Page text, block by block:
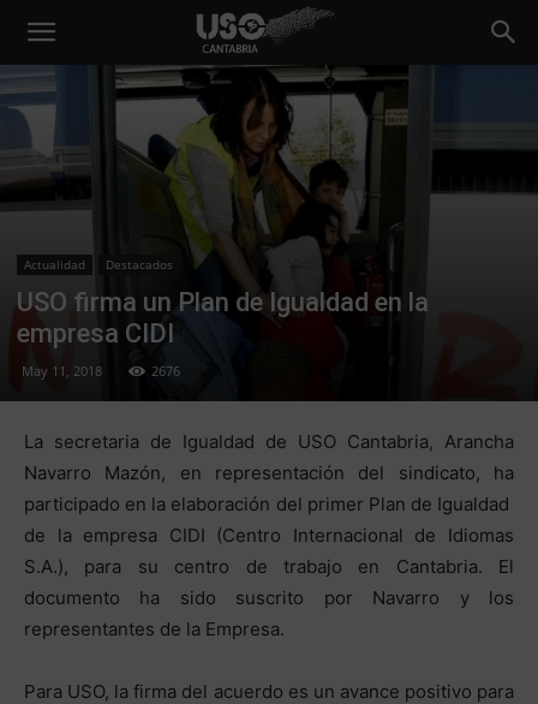
Actualidad Destacados
USO firma un Plan de Igualdad en la
empresa CIDI
May 11, 2018 2676
La secretaria de Igualdad de USO Cantabria, Arancha
Navarro Mazón, en representación del sindicato, ha
participado en la elaboración del primer Plan de Igualdad
de la empresa CIDI (Centro Internacional de Idiomas
S.A.), para su centro de trabajo en Cantabria. El
documento ha sido suscrito por Navarro y los
representantes de la Empresa.
Para USO, la firma del acuerdo es un avance positivo para